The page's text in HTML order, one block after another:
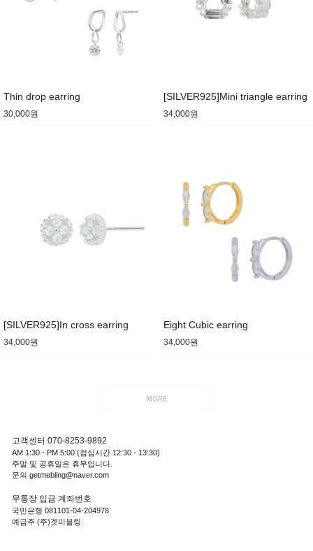
Thin drop earring
30,000원
[SILVER925]Mini triangle earring
34,000원
[SILVER925]In cross earring
34,000원
Eight Cubic earring
34,000원
MORE
고객센터 070-8253-9892
AM 1:30 - PM 5:00 (점심시간 12:30 - 13:30)
주말 및 공휴일은 휴무입니다.
문의 getmebling@naver.com
무통장 입금 계좌번호
국민은행 081101-04-204978
예금주 (주)겟미블링